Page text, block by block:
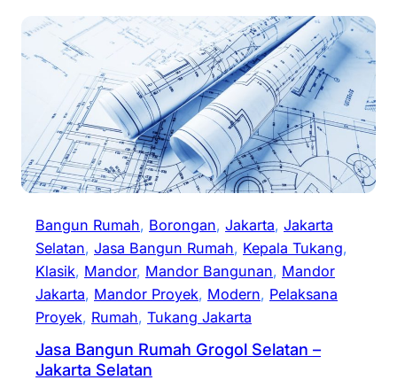
Bangun Rumah, Borongan, Jakarta, Jakarta
Selatan, Jasa Bangun Rumah, Kepala Tukang
Klasik, Mandor, Mandor Bangunan, Mandor
Jakarta, Mandor Proyek, Modern, Pelaksana
Proyek, Rumah, Tukang Jakarta
Jasa Bangun Rumah Grogol Selatan –
Jakarta Selatan